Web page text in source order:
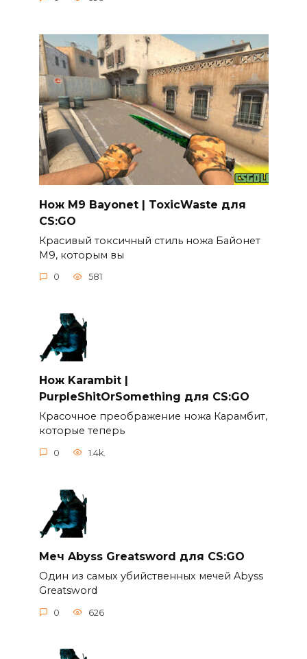
Нож M9 Bayonet | ToxicWaste для
CS:GO
Красивый токсичный стиль ножа Байонет
М9, которым вы
0 581
Нож Karambit |
PurpleShitOrSomething для CS:GO
Красочное преображение ножа Карамбит,
которые теперь
0 1.4k.
Меч Abyss Greatsword для CS:GO
Один из самых убийственных мечей Abyss
Greatsword
0 626